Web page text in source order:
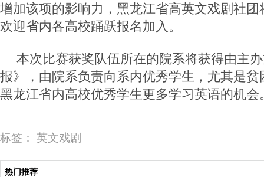
增加该项的影响力，黑龙江省高英文戏剧社
欢迎省内各高校踊跃报名加入。
本次比赛获奖队伍所在的院系将获得由主
报》，由院系负责向系内优秀学生，尤其是
黑龙江省内高校优秀学生更多学习英语的机会
标签： 英文戏剧
热门推荐